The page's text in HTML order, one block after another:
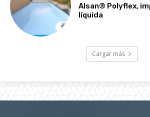
Alsan® Polyflex,
líquida
Cargar más